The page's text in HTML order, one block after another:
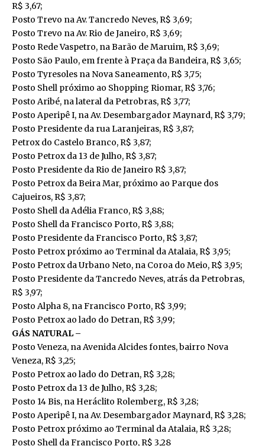
R$ 3,67;
Posto Trevo na Av. Tancredo Neves, R$ 3,69;
Posto Trevo na Av. Rio de Janeiro, R$ 3,69;
Posto Rede Vaspetro, na Barão de Maruim, R$ 3,69;
Posto São Paulo, em frente à Praça da Bandeira, R$ 3,65;
Posto Tyresoles na Nova Saneamento, R$ 3,75;
Posto Shell próximo ao Shopping Riomar, R$ 3,76;
Posto Aribé, na lateral da Petrobras, R$ 3,77;
Posto Aperipê I, na Av. Desembargador Maynard, R$ 3,79;
Posto Presidente da rua Laranjeiras, R$ 3,87;
Petrox do Castelo Branco, R$ 3,87;
Posto Petrox da 13 de Julho, R$ 3,87;
Posto Presidente da Rio de Janeiro R$ 3,87;
Posto Petrox da Beira Mar, próximo ao Parque dos
Cajueiros, R$ 3,87;
Posto Shell da Adélia Franco, R$ 3,88;
Posto Shell da Francisco Porto, R$ 3,88;
Posto Presidente da Francisco Porto, R$ 3,87;
Posto Petrox próximo ao Terminal da Atalaia, R$ 3,95;
Posto Petrox da Urbano Neto, na Coroa do Meio, R$ 3,95;
Posto Presidente da Tancredo Neves, atrás da Petrobras,
R$ 3,97;
Posto Alpha 8, na Francisco Porto, R$ 3,99;
Posto Petrox ao lado do Detran, R$ 3,99;
GÁS NATURAL –
Posto Veneza, na Avenida Alcides fontes, bairro Nova
Veneza, R$ 3,25;
Posto Petrox ao lado do Detran, R$ 3,28;
Posto Petrox da 13 de Julho, R$ 3,28;
Posto 14 Bis, na Heráclito Rolemberg, R$ 3,28;
Posto Aperipê I, na Av. Desembargador Maynard, R$ 3,28;
Posto Petrox próximo ao Terminal da Atalaia, R$ 3,28;
Posto Shell da Francisco Porto, R$ 3,28